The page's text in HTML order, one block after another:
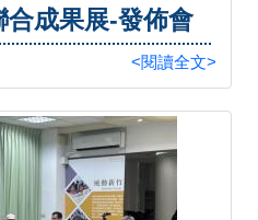
合成果展-發佈會
<閱讀全文>